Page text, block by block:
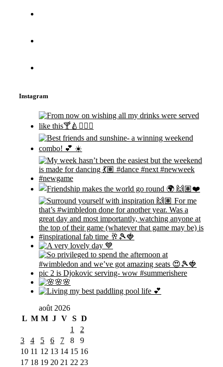
Instagram
août 2026
L M M J V S D
1
2
3
4 5 6 7 8
9
10 11 12 13 14 15 16
17 18 19 20 21 22 23